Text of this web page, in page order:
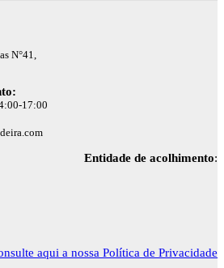
N°41,
17:00
Entidade de acolhimento:
aqui a nossa Política de Privacidade